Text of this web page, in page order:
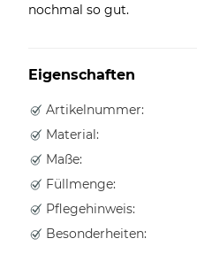
nochmal so gut.
Eigenschaften
Artikelnummer:
Material:
Maße:
Füllmenge:
Pflegehinweis:
Besonderheiten: